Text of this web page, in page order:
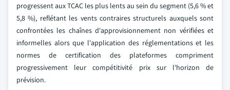
progressent aux TCAC les plus lents au sein du segment (5,6 % et
5,8 %), reflétant les vents contraires structurels auxquels sont
confrontées les chaînes d'approvisionnement non vérifiées et
informelles alors que l'application des réglementations et les
normes de certification des plateformes compriment
progressivement leur compétitivité prix sur l'horizon de
prévision.